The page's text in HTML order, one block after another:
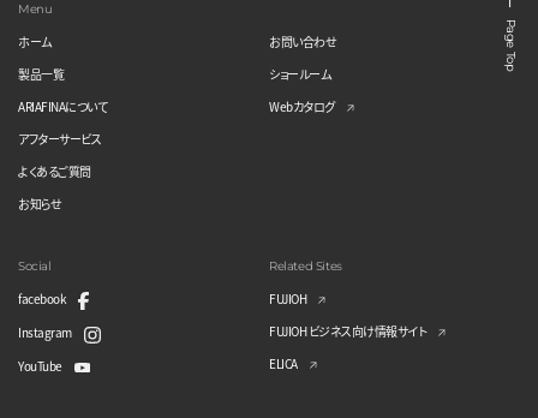
Page Top
Menu
ホーム
製品一覧
ARIAFINAについて
アフターサービス
よくあるご質問
お知らせ
お問い合わせ
ショールーム
Webカタログ
Social
facebook
Instagram
YouTube
Related Sites
FUJIOH
FUJIOH ビジネス向け情報サイト
ELICA